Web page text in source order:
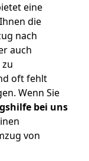
eine
die
nach
auch
oft fehlt
Wenn Sie
bei uns
von